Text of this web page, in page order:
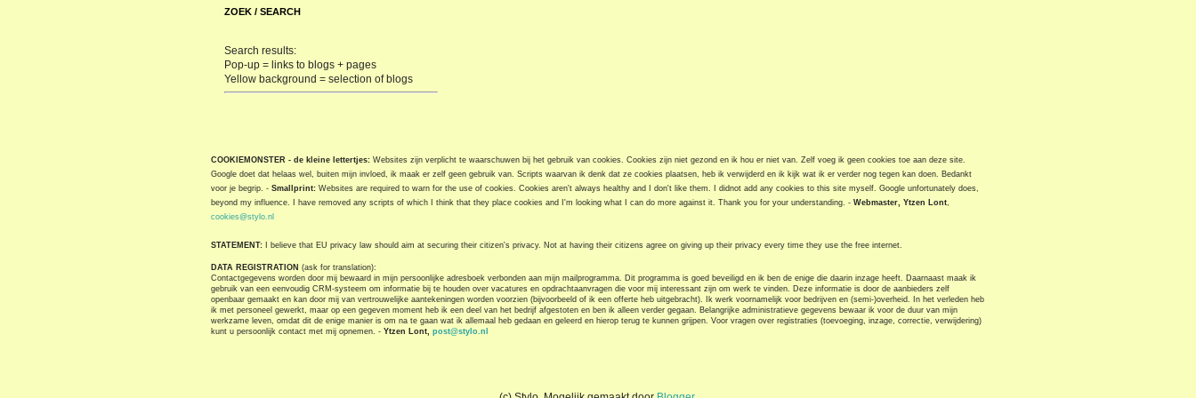
ZOEK / SEARCH
Search results:
Pop-up = links to blogs + pages
Yellow background = selection of blogs
COOKIEMONSTER - de kleine lettertjes: Websites zijn verplicht te waarschuwen bij het gebruik van cookies. Cookies zijn niet gezond en ik hou er niet van. Zelf voeg ik geen cookies toe aan deze site.
Google doet dat helaas wel, buiten mijn invloed, ik maak er zelf geen gebruik van. Scripts waarvan ik denk dat ze cookies plaatsen, heb ik verwijderd en ik kijk wat ik er verder nog tegen kan doen. Bedankt
voor je begrip. - Smallprint: Websites are required to warn for the use of cookies. Cookies aren't always healthy and I don't like them. I didnot add any cookies to this site myself. Google unfortunately does,
beyond my influence. I have removed any scripts of which I think that they place cookies and I'm looking what I can do more against it. Thank you for your understanding. - Webmaster, Ytzen Lont,
cookies@stylo.nl
STATEMENT: I believe that EU privacy law should aim at securing their citizen's privacy. Not at having their citizens agree on giving up their privacy every time they use the free internet.
DATA REGISTRATION (ask for translation):
Contactgegevens worden door mij bewaard in mijn persoonlijke adresboek verbonden aan mijn mailprogramma. Dit programma is goed beveiligd en ik ben de enige die daarin inzage heeft. Daarnaast maak ik
gebruik van een eenvoudig CRM-systeem om informatie bij te houden over vacatures en opdrachtaanvragen die voor mij interessant zijn om werk te vinden. Deze informatie is door de aanbieders zelf
openbaar gemaakt en kan door mij van vertrouwelijke aantekeningen worden voorzien (bijvoorbeeld of ik een offerte heb uitgebracht). Ik werk voornamelijk voor bedrijven en (semi-)overheid. In het verleden heb
ik met personeel gewerkt, maar op een gegeven moment heb ik een deel van het bedrijf afgestoten en ben ik alleen verder gegaan. Belangrijke administratieve gegevens bewaar ik voor de duur van mijn
werkzame leven, omdat dit de enige manier is om na te gaan wat ik allemaal heb gedaan en geleerd en hierop terug te kunnen grijpen. Voor vragen over registraties (toevoeging, inzage, correctie, verwijdering)
kunt u persoonlijk contact met mij opnemen. - Ytzen Lont, post@stylo.nl